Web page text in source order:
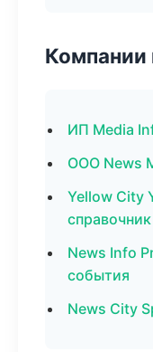
Компании
ИП Media
ООО News
Yellow City
справочник
News Info
события
News City